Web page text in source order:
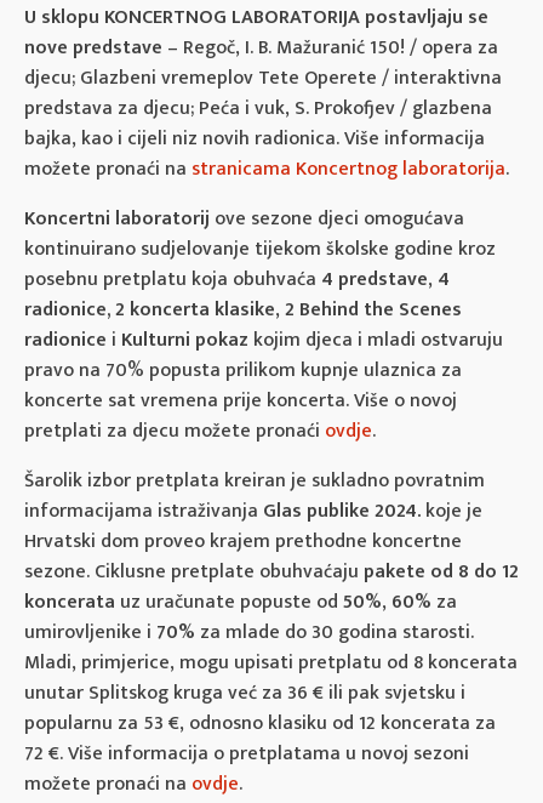
U sklopu KONCERTNOG LABORATORIJA postavljaju se
nove predstave – Regoč, I. B. Mažuranić 150! / opera za
djecu; Glazbeni vremeplov Tete Operete / interaktivna
predstava za djecu; Peća i vuk, S. Prokofjev / glazbena
bajka, kao i cijeli niz novih radionica. Više informacija
možete pronaći na stranicama Koncertnog laboratorija.
Koncertni laboratorij ove sezone djeci omogućava
kontinuirano sudjelovanje tijekom školske godine kroz
posebnu pretplatu koja obuhvaća 4 predstave, 4
radionice, 2 koncerta klasike,2 Behind the Scenes
radionice i Kulturni pokaz kojim djeca i mladi ostvaruju
pravo na 70% popusta prilikom kupnje ulaznica za
koncerte sat vremena prije koncerta. Više o novoj
pretplati za djecu možete pronaći ovdje.
Šarolik izbor pretplata kreiran je sukladno povratnim
informacijama istraživanja Glas publike 2024.koje je
Hrvatski dom proveo krajem prethodne koncertne
sezone. Ciklusne pretplate obuhvaćaju pakete od 8 do 12
koncerata uz uračunate popuste od50%, 60% za
umirovljenike i 70% za mlade do 30 godina starosti.
Mladi, primjerice, mogu upisati pretplatu od 8 koncerata
unutar Splitskog kruga već za 36 € ili pak svjetsku i
popularnu za 53 €, odnosno klasiku od 12 koncerata za
72 €. Više informacija o pretplatama u novoj sezoni
možete pronaći na ovdje.